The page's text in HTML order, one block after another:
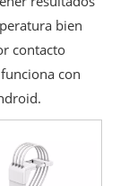
bien
contacto
con